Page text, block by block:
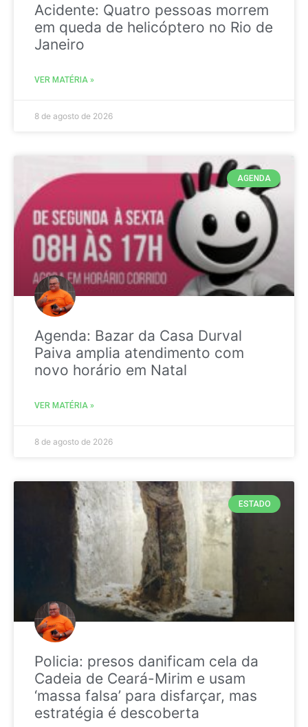
Acidente: Quatro pessoas morrem
em queda de helicóptero no Rio de
Janeiro
VER MATÉRIA »
8 de agosto de 2026
AGENDA
Agenda: Bazar da Casa Durval
Paiva amplia atendimento com
novo horário em Natal
VER MATÉRIA »
8 de agosto de 2026
ESTADO
Policia: presos danificam cela da
Cadeia de Ceará-Mirim e usam
‘massa falsa’ para disfarçar, mas
estratégia é descoberta